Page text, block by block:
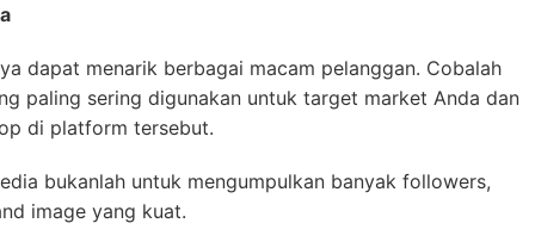
dapat menarik berbagai macam pelanggan. Cobalah
paling sering digunakan untuk target market Anda dan
di platform tersebut.
bukanlah untuk mengumpulkan banyak followers,
image yang kuat.